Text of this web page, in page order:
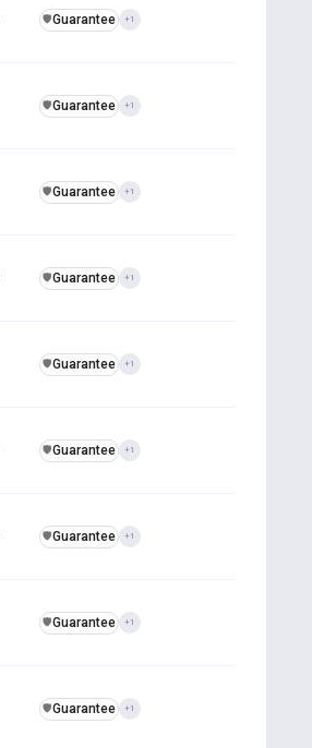
️🛡️Guarantee +1
️🛡️Guarantee +1
️🛡️Guarantee +1
️🛡️Guarantee +1
️🛡️Guarantee +1
️🛡️Guarantee +1
️🛡️Guarantee +1
️🛡️Guarantee +1
️🛡️Guarantee +1